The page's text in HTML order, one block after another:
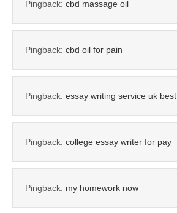
Pingback: cbd massage oil
Pingback: cbd oil for pain
Pingback: essay writing service uk best
Pingback: college essay writer for pay
Pingback: my homework now